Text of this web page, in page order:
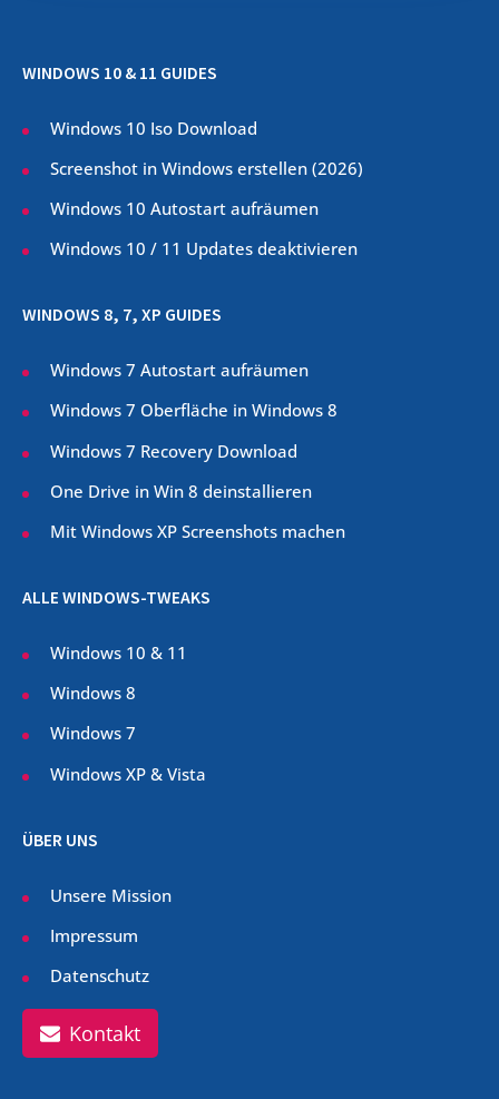
WINDOWS 10 & 11 GUIDES
Windows 10 Iso Download
Screenshot in Windows erstellen (2026)
Windows 10 Autostart aufräumen
Windows 10 / 11 Updates deaktivieren
WINDOWS 8, 7, XP GUIDES
Windows 7 Autostart aufräumen
Windows 7 Oberfläche in Windows 8
Windows 7 Recovery Download
One Drive in Win 8 deinstallieren
Mit Windows XP Screenshots machen
ALLE WINDOWS-TWEAKS
Windows 10 & 11
Windows 8
Windows 7
Windows XP & Vista
ÜBER UNS
Unsere Mission
Impressum
Datenschutz
Kontakt